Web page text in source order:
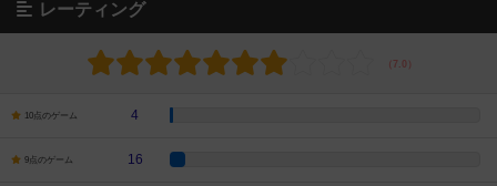
レーティング
10点のゲーム 4
9点のゲーム 16